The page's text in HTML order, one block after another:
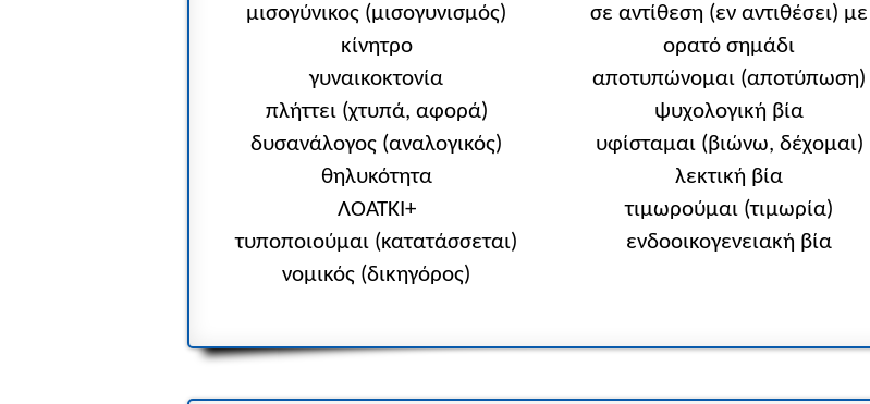
μισογύνικος (μισογυνισμός)
κίνητρο
γυναικοκτονία
πλήττει (χτυπά, αφορά)
δυσανάλογος (αναλογικός)
θηλυκότητα
ΛΟΑΤΚΙ+
τυποποιούμαι (κατατάσσεται)
νομικός (δικηγόρος)
σε αντίθεση (εν αντιθέσει) με
ορατό σημάδι
αποτυπώνομαι (αποτύπωση)
ψυχολογική βία
υφίσταμαι (βιώνω, δέχομαι)
λεκτική βία
τιμωρούμαι (τιμωρία)
ενδοοικογενειακή βία